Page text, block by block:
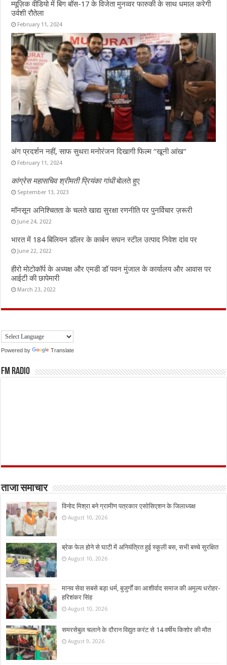
म्यूज़िक वीडियो में बिग बॉस-17 के विजेता मुनव्वर फारुकी के साथ धमाल करेगी
उर्वशी रौतेला
February 11, 2024
अंग प्रदर्शन नहीं, साफ सुथरा मनोरंजन दिखागी फिल्म “खूनी आंख”
February 11, 2024
कांग्रेस महासचिव श्रीमती प्रियंका गांधीबोलते हुए
September 13, 2023
मॉनसून अनिश्चितता के चलते खाद्य सुरक्षा रणनीति पर पुनर्विचार ज़रूरी
June 24, 2022
भारत में 184 बिलियन डॉलर के कार्बन सघन स्टील उत्पाद निवेश दांव पर
June 22, 2022
हीरो मोटोकॉर्प के अध्यक्ष और एमडी डॉ पवन मुंजाल के कार्यालय और आवास पर
आईटी की छापेमारी
March 23, 2022
Powered by Translate
FM Radio
ताजा समाचार
विनोद मिश्रा बने ग्रामीण पत्रकार एसोसिएशन के जिलाध्यक्ष
August 10, 2026
ब्रेक फेल होने से घाटी में अनियंत्रित हुई स्कूली बस, सभी बच्चे सुरक्षित
August 10, 2026
मानव सेवा सबसे बड़ा धर्म, बुजुर्गों का आशीर्वाद समाज की अमूल्य धरोहर-
हरिशंकर सिंह
August 10, 2026
समरसेबुल चलाने के दौरान विद्युत करंट से 14 वर्षीय किशोर की मौत
August 9, 2026